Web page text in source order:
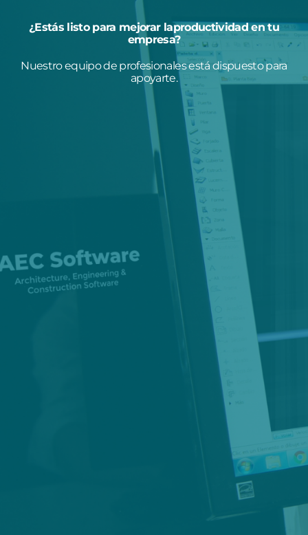
¿Estás listo para mejorar laproductividad en tu
empresa?
Nuestro equipo de profesionales está dispuesto para
apoyarte.